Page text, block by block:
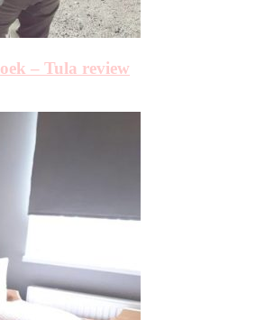
– Tula review